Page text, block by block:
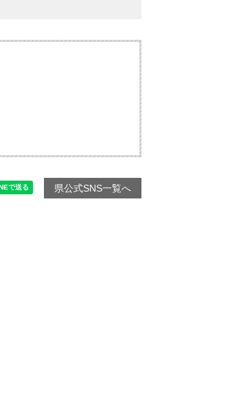
県公式SNS一覧へ